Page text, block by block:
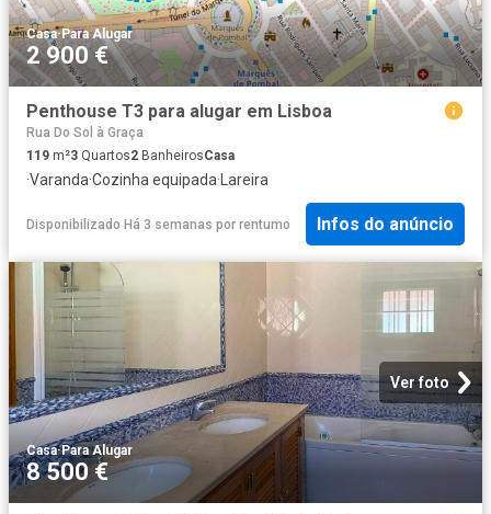
Casa·Para Alugar
2 900 €
Penthouse T3 para alugar em Lisboa
Rua Do Sol à Graça
119 m²3 Quartos2 BanheirosCasa
·Varanda·Cozinha equipada· Lareira
Disponibilizado Há 3 semanas por rentumo Infos do anúncio
Ver foto
Casa·Para Alugar
8 500 €